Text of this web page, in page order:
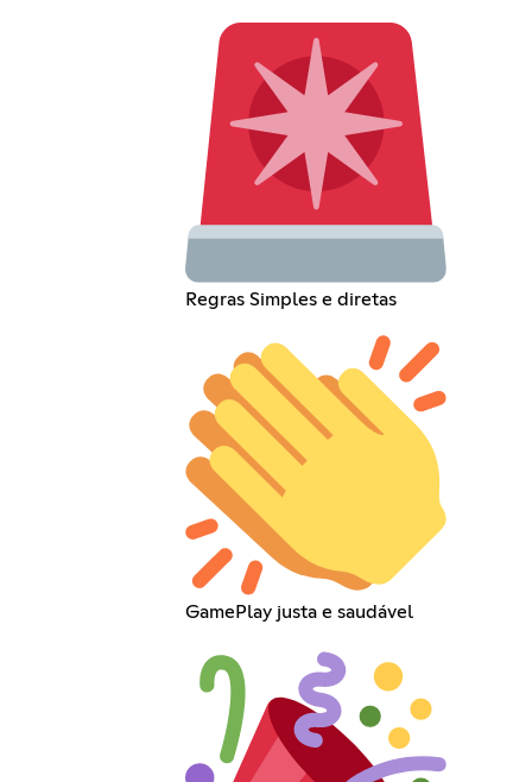
Regras Simples e diretas
GamePlay justa e saudável